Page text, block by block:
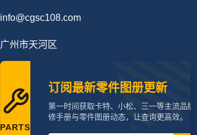
info@cgsc108.com
广州市天河区
PARTS
订阅最新零件图册更新
第一时间获取卡特、小松、三一等主流品
修手册与零件图册动态，让查询更高效。